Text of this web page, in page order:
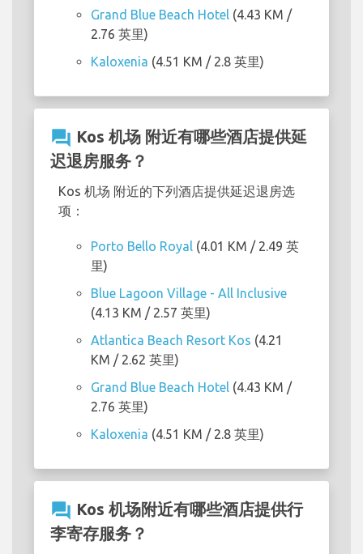
Grand Blue Beach Hotel (4.43 KM /
2.76 英里)
Kaloxenia (4.51 KM / 2.8 英里)
question_answer Kos 机场 附近有哪些酒店提供延
迟退房服务？
Kos 机场 附近的下列酒店提供延迟退房选
项：
Porto Bello Royal (4.01 KM / 2.49 英
里)
Blue Lagoon Village - All Inclusive
(4.13 KM / 2.57 英里)
Atlantica Beach Resort Kos (4.21
KM / 2.62 英里)
Grand Blue Beach Hotel (4.43 KM /
2.76 英里)
Kaloxenia (4.51 KM / 2.8 英里)
question_answer Kos 机场附近有哪些酒店提供行
李寄存服务？